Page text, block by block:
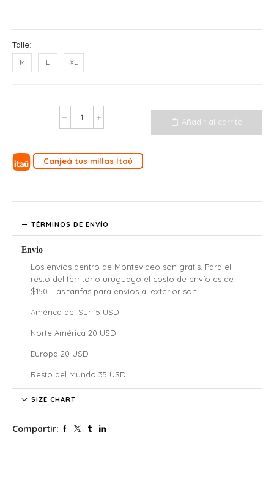
Talle:
M L XL
Añadir al carrito
Canjeá tus millas Itaú
TÉRMINOS DE ENVÍO
Envio
Los envíos dentro de Montevideo son gratis. Para el
resto del territorio uruguayo el costo de envío es de
$150. Las tarifas para envíos al exterior son:
América del Sur 15 USD
Norte América 20 USD
Europa 20 USD
Resto del Mundo 35 USD
Denali no se hace responsable por las regulaciones
responsables por los costos y atrasos que estos puedan
SIZE CHART
Compartir: